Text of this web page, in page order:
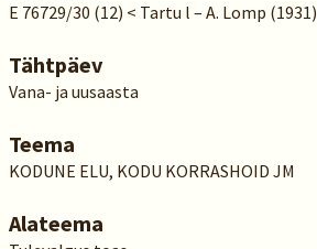
E 76729/30 (12) < Tartu l – A. Lomp (1931)
Tähtpäev
Vana- ja uusaasta
Teema
KODUNE ELU, KODU KORRASHOID JM
Alateema